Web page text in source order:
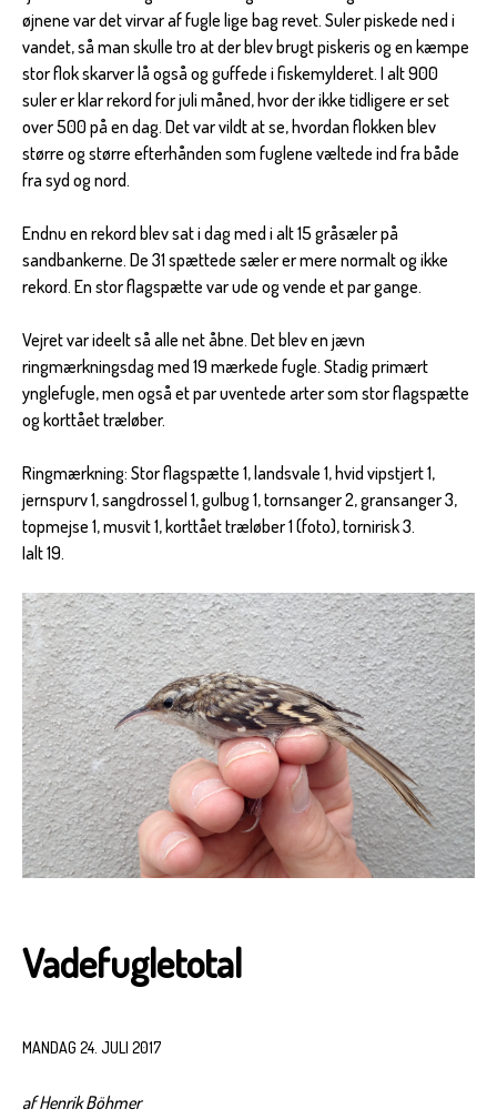
øjnene var det virvar af fugle lige bag revet. Suler piskede ned i
vandet, så man skulle tro at der blev brugt piskeris og en kæmpe
stor flok skarver lå også og guffede i fiskemylderet. I alt 900
suler er klar rekord for juli måned, hvor der ikke tidligere er set
over 500 på en dag. Det var vildt at se, hvordan flokken blev
større og større efterhånden som fuglene væltede ind fra både
fra syd og nord.
Endnu en rekord blev sat i dag med i alt 15 gråsæler på
sandbankerne. De 31 spættede sæler er mere normalt og ikke
rekord. En stor flagspætte var ude og vende et par gange.
Vejret var ideelt så alle net åbne. Det blev en jævn
ringmærkningsdag med 19 mærkede fugle. Stadig primært
ynglefugle, men også et par uventede arter som stor flagspætte
og korttået træløber.
Ringmærkning: Stor flagspætte 1, landsvale 1, hvid vipstjert 1,
jernspurv 1, sangdrossel 1, gulbug 1, tornsanger 2, gransanger 3,
topmejse 1, musvit 1, korttået træløber 1 (foto), tornirisk 3.
Ialt 19.
Vadefugletotal
MANDAG 24. JULI 2017
af Henrik Böhmer